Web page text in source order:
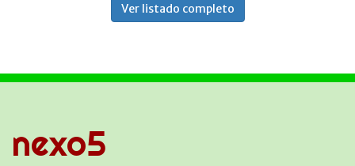
Ver listado completo
nexo5